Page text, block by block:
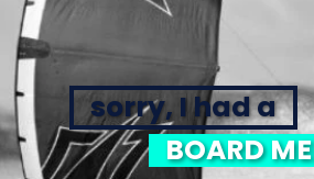
sorry, I had a
BOARD